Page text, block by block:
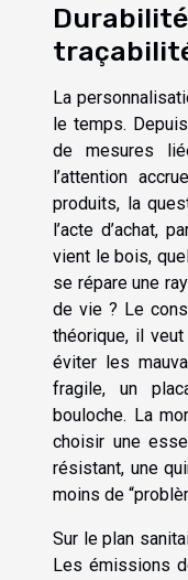
La
le temps.
de mesures
l’attention
produits, la
l’acte d’achat,
vient le bois,
se répare une
de vie ? Le
théorique, il
éviter les
fragile, un
bouloche. La
choisir une
résistant, une
moins de
Sur le plan
Les émissions